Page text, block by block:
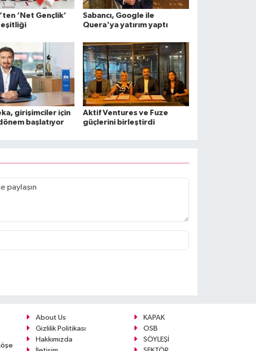
‘Net Gençlik’
eşitliği
Sabancı, Google ile
Quera'ya yatırım yaptı
girişimciler için
başlatıyor
Aktif Ventures ve Fuze
güçlerini birleştirdi
About Us
KAPAK
Gizlilik Politikası
OSB
Hakkımızda
SÖYLEŞİ